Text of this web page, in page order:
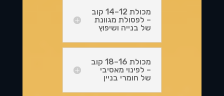
מכולת 12–14 קוב
– לפסולת מגוונת
של בנייה ושיפוץ
מכולת 16–18 קוב
– לפינוי מאסיבי
של חומרי בניין